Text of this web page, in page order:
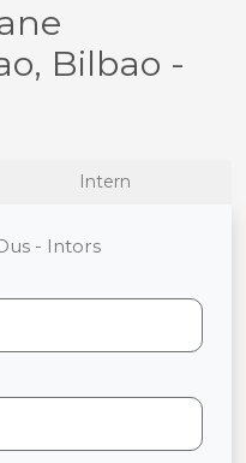
Bilbao -
Intern
- Intors